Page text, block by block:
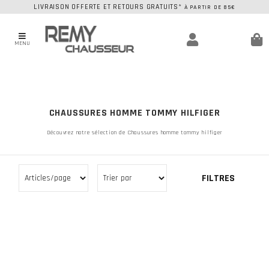
LIVRAISON OFFERTE ET RETOURS GRATUITS* À PARTIR DE 85€
MENU
CHAUSSURES HOMME TOMMY HILFIGER
Découvrez notre sélection de Chaussures homme tommy hilfiger
FILTRES